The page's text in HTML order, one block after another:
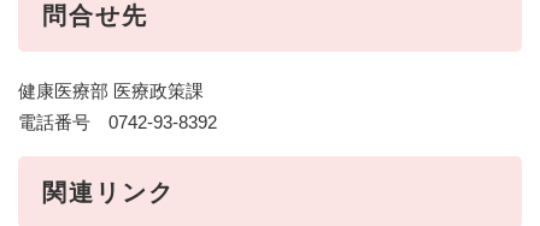
問合せ先
健康医療部 医療政策課
電話番号 0742-93-8392
関連リンク